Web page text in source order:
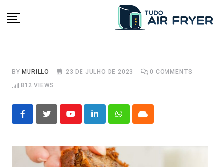
BY MURILLO 23 DE JULHO DE 2023 0 COMMENTS
812 VIEWS
YoutubeLinkedInWhatsappCloud